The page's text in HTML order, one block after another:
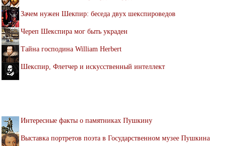
Зачем нужен Шекпир: беседа двух шекспироведов
Череп Шекспира мог быть украден
Тайна господина William Herbert
Шекспир, Флетчер и искусственный интеллект
Интересные факты о памятниках Пушкину
Выставка портретов поэта в Государственном музее Пушкина